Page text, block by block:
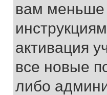
вам меньше
активация
все новые
либо